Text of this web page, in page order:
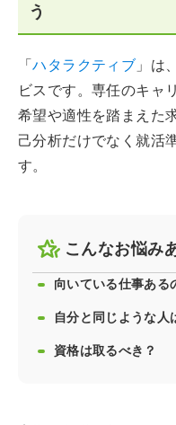
う
「ハタラクティブ 」は
ビスです。専任のキャ
希望や適性を踏まえた
己分析だけでなく就活
す。
こんなお悩み
向いている仕事ある
自分と同じような人
資格は取るべき？